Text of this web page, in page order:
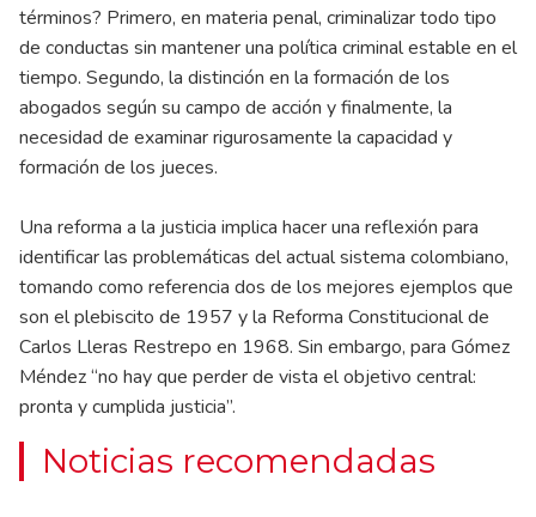
términos? Primero, en materia penal, criminalizar todo tipo
de conductas sin mantener una política criminal estable en el
tiempo. Segundo, la distinción en la formación de los
abogados según su campo de acción y finalmente, la
necesidad de examinar rigurosamente la capacidad y
formación de los jueces.
Una reforma a la justicia implica hacer una reflexión para
identificar las problemáticas del actual sistema colombiano,
tomando como referencia dos de los mejores ejemplos que
son el plebiscito de 1957 y la Reforma Constitucional de
Carlos Lleras Restrepo en 1968. Sin embargo, para Gómez
Méndez “no hay que perder de vista el objetivo central:
pronta y cumplida justicia”.
Noticias recomendadas